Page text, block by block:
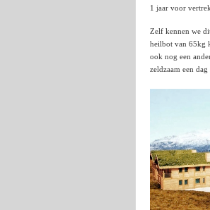
1 jaar voor
Zelf kennen we
heilbot van 65kg
ook nog een
zeldzaam een